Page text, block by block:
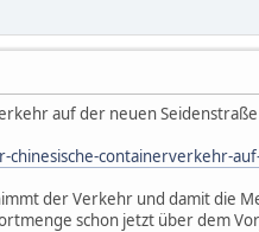
auf der neuen
containerverkehr-
der Verkehr und damit die
schon jetzt über dem